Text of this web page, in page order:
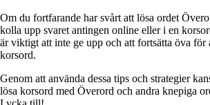
Om du fortfarande har svårt att lösa ordet
kolla upp svaret antingen online eller i en
är viktigt att inte ge upp och att fortsätta öva för
korsord.
Genom att använda dessa tips och strategier
lösa korsord med Överord och andra knepiga